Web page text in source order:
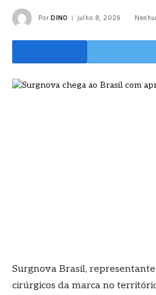
Por DINO julho 8, 2026
Surgnova Brasil,
cirúrgicos da marca no